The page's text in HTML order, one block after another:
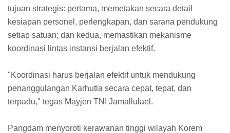
tujuan strategis: pertama, memetakan secara detail
kesiapan personel, perlengkapan, dan sarana pendukung
setiap satuan; dan kedua, memastikan mekanisme
koordinasi lintas instansi berjalan efektif.
"Koordinasi harus berjalan efektif untuk mendukung
penanggulangan Karhutla secara cepat, tepat, dan
terpadu," tegas Mayjen TNI Jamallulael.
Pangdam menyoroti kerawanan tinggi wilayah Korem